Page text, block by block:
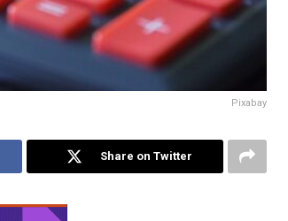
Pixabay
Share on Twitter